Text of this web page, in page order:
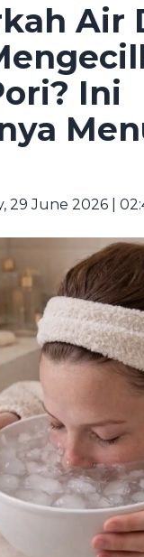
Air
Ini
29 June 2026 |